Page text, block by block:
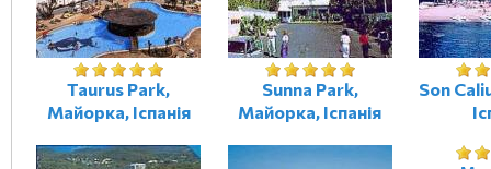
Taurus Park,
Майорка, Іспанія
Sunna Park,
Майорка, Іспанія
Son